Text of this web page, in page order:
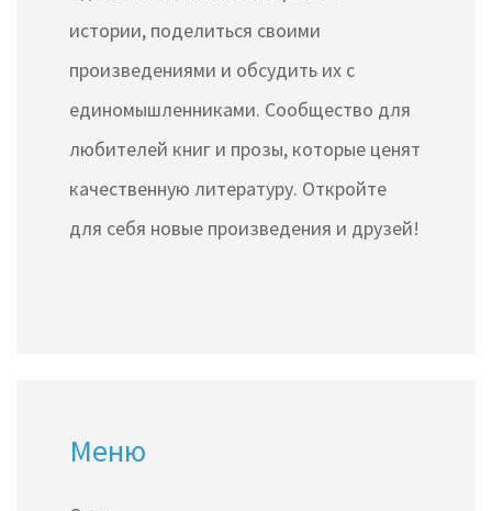
истории, поделиться своими
произведениями и обсудить их с
единомышленниками. Сообщество для
любителей книг и прозы, которые ценят
качественную литературу. Откройте
для себя новые произведения и друзей!
Меню